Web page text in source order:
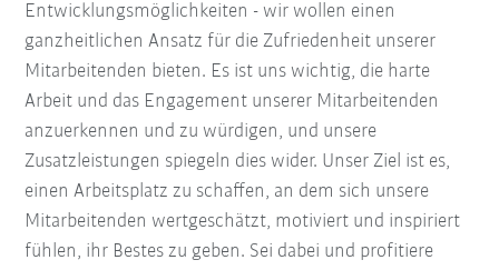
Entwicklungsmöglichkeiten - wir wollen einen
ganzheitlichen Ansatz für die Zufriedenheit unserer
Mitarbeitenden bieten. Es ist uns wichtig, die harte
Arbeit und das Engagement unserer Mitarbeitenden
anzuerkennen und zu würdigen, und unsere
Zusatzleistungen spiegeln dies wider. Unser Ziel ist es,
einen Arbeitsplatz zu schaffen, an dem sich unsere
Mitarbeitenden wertgeschätzt, motiviert und inspiriert
fühlen, ihr Bestes zu geben. Sei dabei und profitiere